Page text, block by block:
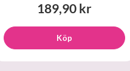
189,90 kr
Köp